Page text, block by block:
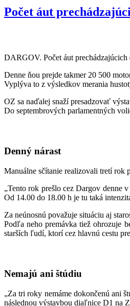
Počet áut
DARGOV. Počet áut
Denne ňou prejde takmer 20 500
Vyplýva to z výsledkov merania
OZ sa naďalej snaží presadzovať
Do septembrových parlamentných
Denný nárast
Manuálne sčítanie realizovali tretí rok
„Tento rok prešlo cez Dargov denne
Od 14.00 do 18.00 h je tu taká
Za neúnosnú považuje situáciu aj
Podľa neho premávka tiež ohrozuje
starších ľudí, ktorí cez hlavnú cestu
Nemajú ani štúdiu
„Za tri roky nemáme dokončenú ani
následnou výstavbou diaľnice D1 na